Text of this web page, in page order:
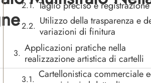
Taglio preciso e registrazione
Utilizzo della trasparenza e
variazioni di finitura
Applicazioni pratiche nella
realizzazione artistica di cartelli
Cartellonistica commerciale